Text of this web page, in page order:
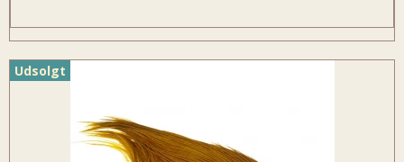
Udsolgt